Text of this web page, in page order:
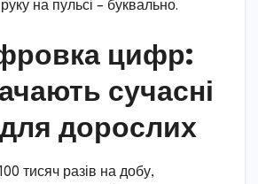
на пульсі – буквально.
цифр:
сучасні
дорослих
тисяч разів на добу,